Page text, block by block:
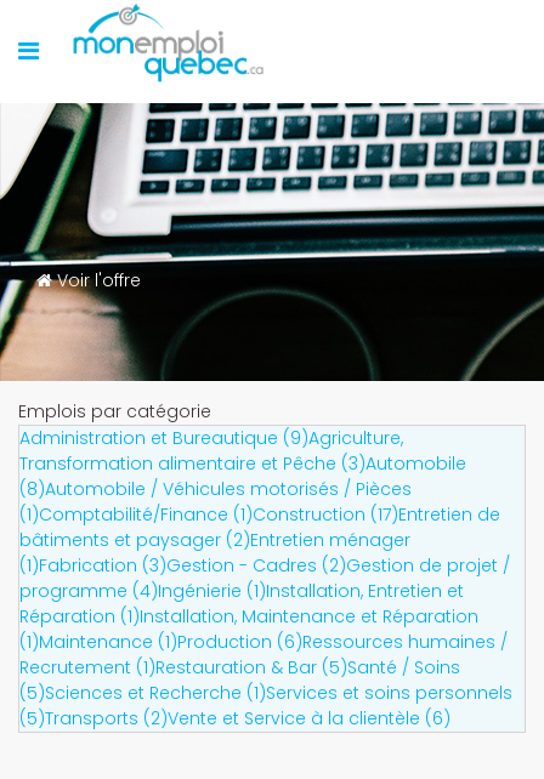
Voir l'offre
Emplois par catégorie
Administration et Bureautique (9)Agriculture,
Transformation alimentaire et Pêche (3)Automobile
(8)Automobile / Véhicules motorisés / Pièces
(1)Comptabilité/Finance (1)Construction (17)Entretien de
bâtiments et paysager (2)Entretien ménager
(1)Fabrication (3)Gestion - Cadres (2)Gestion de projet /
programme (4)Ingénierie (1)Installation, Entretien et
Réparation (1)Installation, Maintenance et Réparation
(1)Maintenance (1)Production (6)Ressources humaines /
Recrutement (1)Restauration & Bar (5)Santé / Soins
(5)Sciences et Recherche (1)Services et soins personnels
(5)Transports (2)Vente et Service à la clientèle (6)